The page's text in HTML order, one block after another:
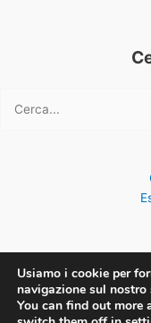
Cerca:
Usiamo i cookie per
navigazione sul nostro
You can find out more